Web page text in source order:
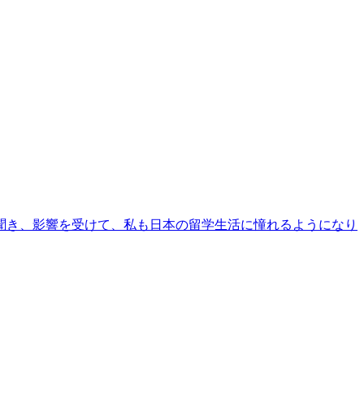
、影響を受けて、私も日本の留学生活に憧れるようになり